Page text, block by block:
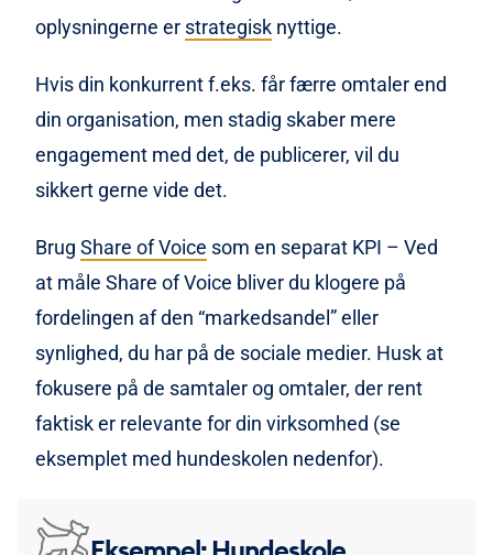
oplysningerne er strategisk nyttige.
Hvis din konkurrent f.eks. får færre omtaler end
din organisation, men stadig skaber mere
engagement med det, de publicerer, vil du
sikkert gerne vide det.
Brug Share of Voice som en separat KPI – Ved
at måle Share of Voice bliver du klogere på
fordelingen af den “markedsandel” eller
synlighed, du har på de sociale medier. Husk at
fokusere på de samtaler og omtaler, der rent
faktisk er relevante for din virksomhed (se
eksemplet med hundeskolen nedenfor).